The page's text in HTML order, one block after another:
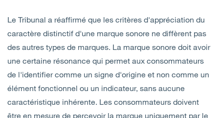
Le Tribunal a réaffirmé que les critères d'appréciation du
caractère distinctif d'une marque sonore ne diffèrent pas
des autres types de marques. La marque sonore doit avoir
une certaine résonance qui permet aux consommateurs
de l'identifier comme un signe d'origine et non comme un
élément fonctionnel ou un indicateur, sans aucune
caractéristique inhérente. Les consommateurs doivent
être en mesure de percevoir la marque uniquement par le